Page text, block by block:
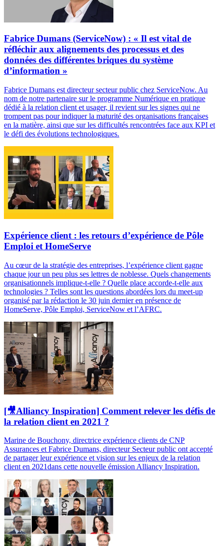
Fabrice Dumans (ServiceNow) : « Il est vital de
réfléchir aux alignements des processus et des
données des différentes briques du système
d’information »
Fabrice Dumans est directeur secteur public chez ServiceNow. Au
nom de notre partenaire sur le programme Numérique en pratique
dédié à la relation client et usager, il revient sur les signes qui ne
trompent pas pour indiquer la maturité des organisations françaises
en la matière, ainsi que sur les difficultés rencontrées face aux KPI et
le défi des évolutions technologiques.
Expérience client : les retours d’expérience de Pôle
Emploi et HomeServe
Au cœur de la stratégie des entreprises, l’expérience client gagne
chaque jour un peu plus ses lettres de noblesse. Quels changements
organisationnels implique-t-elle ? Quelle place accorde-t-elle aux
technologies ? Telles sont les questions abordées lors du meet-up
organisé par la rédaction le 30 juin dernier en présence de
HomeServe, Pôle Emploi, ServiceNow et l’AFRC.
[🎥Alliancy Inspiration] Comment relever les défis de
la relation client en 2021 ?
Marine de Bouchony, directrice expérience clients de CNP
Assurances et Fabrice Dumans, directeur Secteur public ont accepté
de partager leur expérience et vision sur les enjeux de la relation
client en 2021dans cette nouvelle émission Alliancy Inspiration.